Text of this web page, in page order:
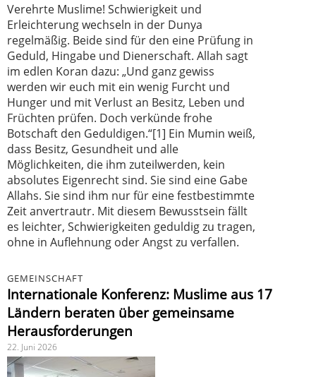
Verehrte Muslime! Schwierigkeit und
Erleichterung wechseln in der Dunya
regelmäßig. Beide sind für den eine Prüfung in
Geduld, Hingabe und Dienerschaft. Allah sagt
im edlen Koran dazu: „Und ganz gewiss
werden wir euch mit ein wenig Furcht und
Hunger und mit Verlust an Besitz, Leben und
Früchten prüfen. Doch verkünde frohe
Botschaft den Geduldigen.“[1] Ein Mumin weiß,
dass Besitz, Gesundheit und alle
Möglichkeiten, die ihm zuteilwerden, kein
absolutes Eigenrecht sind. Sie sind eine Gabe
Allahs. Sie sind ihm nur für eine festbestimmte
Zeit anvertrautr. Mit diesem Bewusstsein fällt
es leichter, Schwierigkeiten geduldig zu tragen,
ohne in Auflehnung oder Angst zu verfallen.
GEMEINSCHAFT
Internationale Konferenz: Muslime aus 17
Ländern beraten über gemeinsame
Herausforderungen
22. Juni 2026